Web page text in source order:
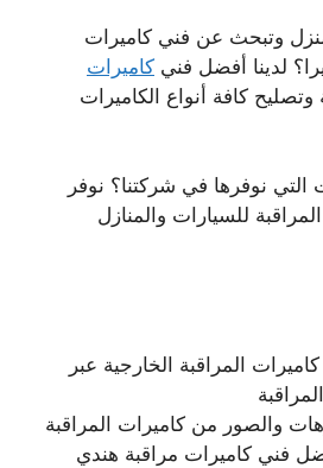
وتبحث عن فني كاميرات
لدينا أفضل فني كاميرات
وتصليح كافة أنواع الكاميرات
التي نوفرها في شركتنا؟ نوفر
للسيارات والمنازل
المراقبة الخارجية عبر
والصور من كاميرات المراقبة
فني كاميرات مراقبة هندي